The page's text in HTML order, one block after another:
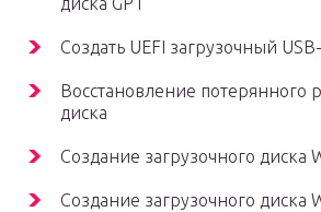
Создать UEFI загрузочный
Восстановление потерянного
диска
Создание загрузочного диска
Создание загрузочного диска